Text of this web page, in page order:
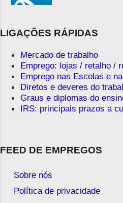
LIGAÇÕES RÁPIDAS
Mercado de trabalho
Emprego: lojas / retalho /
Emprego nas Escolas e
Diretos e deveres do
Graus e diplomas do
IRS: principais prazos a
FEED DE EMPREGOS
Sobre nós
Política de privacidade